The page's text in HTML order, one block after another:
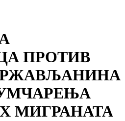
ПРОТИВ
МИГРАНАТА